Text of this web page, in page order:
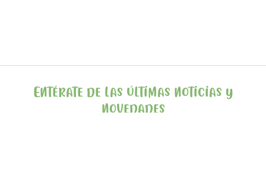
Entérate de las últimas noticias y
novedades